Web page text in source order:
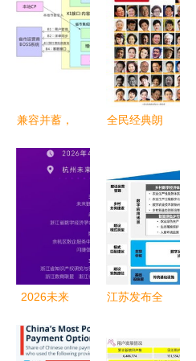
兼容并蓄，
IPTV服务
全民经典朗
神食粮库
2026未来
会指南（2
江苏发布全
《数字乡村